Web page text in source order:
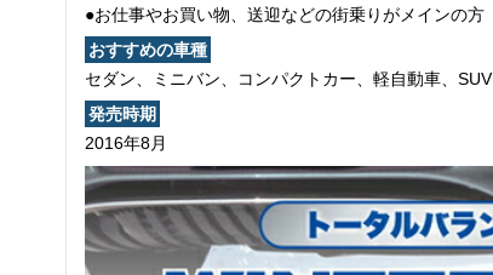
●お仕事やお買い物、送迎などの街乗りがメインの方
おすすめの車種
セダン、ミニバン、コンパクトカー、軽自動車、SUV
発売時期
2016年8月